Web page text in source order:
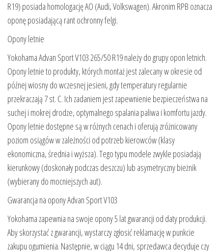
R19) posiada homologację AO (Audi, Volkswagen). Akronim RPB oznacza
oponę posiadającą rant ochronny felgi.
Opony letnie
Yokohama Advan Sport V103 265/50 R19 należy do grupy opon letnich.
Opony letnie to produkty, których montaż jest zalecany w okresie od
późnej wiosny do wczesnej jesieni, gdy temperatury regularnie
przekraczają 7 st. C. Ich zadaniem jest zapewnienie bezpieczeństwa na
suchej i mokrej drodze, optymalnego spalania paliwa i komfortu jazdy.
Opony letnie dostępne są w różnych cenach i oferują zróżnicowany
poziom osiągów w zależności od potrzeb kierowców (klasy
ekonomiczna, średnia i wyższa). Tego typu modele zwykle posiadają
kierunkowy (doskonały podczas deszczu) lub asymetryczny bieżnik
(wybierany do mocniejszych aut).
Gwarancja na opony Advan Sport V103
Yokohama zapewnia na swoje opony 5 lat gwarancji od daty produkcji.
Aby skorzystać z gwarancji, wystarczy zgłosić reklamację w punkcie
zakupu ogumienia. Następnie, w ciągu 14 dni, sprzedawca decyduje czy